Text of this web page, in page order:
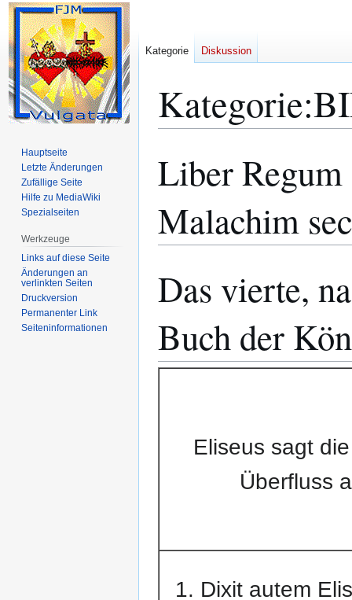
Kategorie:
Navigation
Suche
Liber
Malachim
Das vierte,
Buch der
Eliseus sagt
Überfluss
1. Dixit autem
Kategorie Diskussion
Hauptseite
Letzte Änderungen
Zufällige Seite
Hilfe zu MediaWiki
Spezialseiten
Werkzeuge
Links auf diese Seite
Änderungen an
verlinkten Seiten
Druckversion
Permanenter Link
Seiten­­informationen